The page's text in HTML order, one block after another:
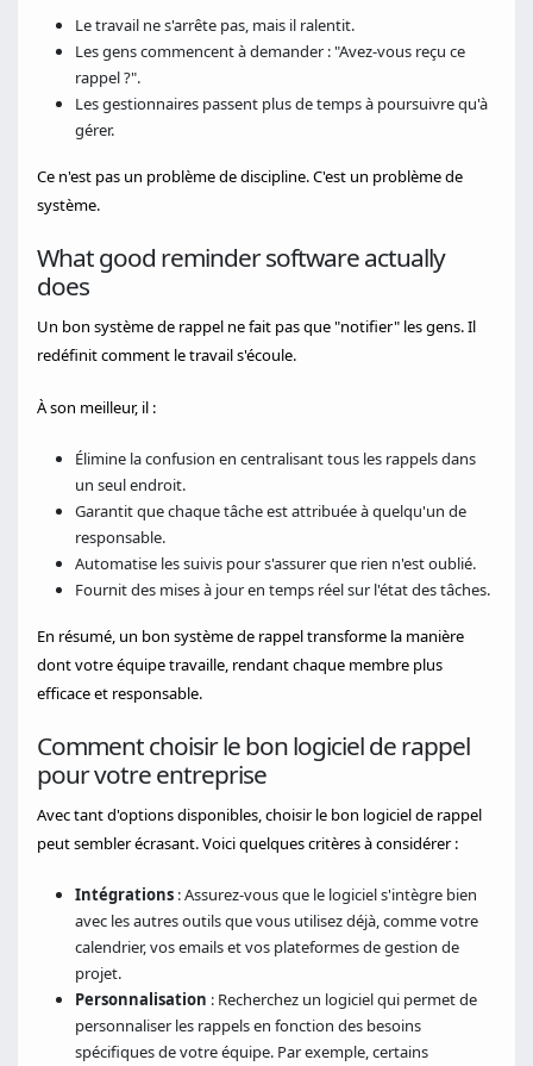
Le travail ne s'arrête pas, mais il ralentit.
Les gens commencent à demander : "Avez-vous reçu ce
rappel ?".
Les gestionnaires passent plus de temps à poursuivre qu'à
gérer.
Ce n'est pas un problème de discipline. C'est un problème de
système.
What good reminder software actually
does
Un bon système de rappel ne fait pas que "notifier" les gens. Il
redéfinit comment le travail s'écoule.
À son meilleur, il :
Élimine la confusion en centralisant tous les rappels dans
un seul endroit.
Garantit que chaque tâche est attribuée à quelqu'un de
responsable.
Automatise les suivis pour s'assurer que rien n'est oublié.
Fournit des mises à jour en temps réel sur l'état des tâches.
En résumé, un bon système de rappel transforme la manière
dont votre équipe travaille, rendant chaque membre plus
efficace et responsable.
Comment choisir le bon logiciel de rappel
pour votre entreprise
Avec tant d'options disponibles, choisir le bon logiciel de rappel
peut sembler écrasant. Voici quelques critères à considérer :
Intégrations : Assurez-vous que le logiciel s'intègre bien
avec les autres outils que vous utilisez déjà, comme votre
calendrier, vos emails et vos plateformes de gestion de
projet.
Personnalisation : Recherchez un logiciel qui permet de
personnaliser les rappels en fonction des besoins
spécifiques de votre équipe. Par exemple, certains